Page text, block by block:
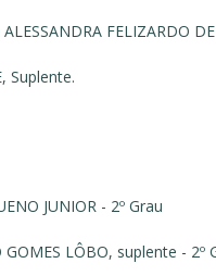
FELIZARDO
Suplente.
JUNIOR - 2º Grau
LÔBO, suplente - 2º